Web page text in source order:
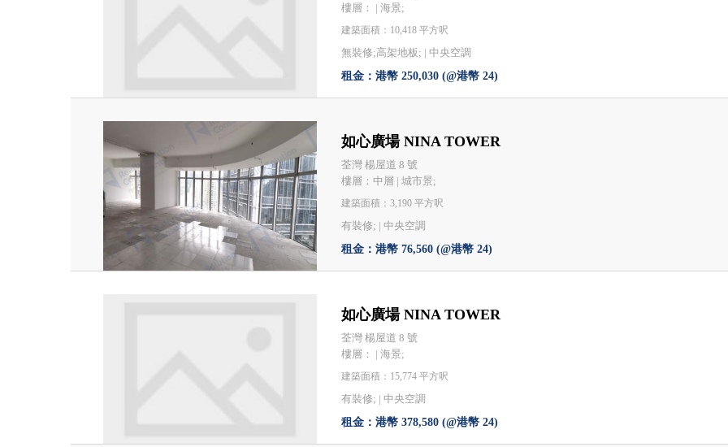
樓層： | 海景;
建築面積：10,418 平方呎
無裝修;高架地板; |中央空調
租金：港幣 250,030 (@港幣 24)
如心廣場 NINA TOWER
荃灣 楊屋道 8 號
樓層：中層 | 城市景;
建築面積：3,190 平方呎
有裝修; |中央空調
租金：港幣 76,560 (@港幣 24)
如心廣場 NINA TOWER
荃灣 楊屋道 8 號
樓層： | 海景;
建築面積：15,774 平方呎
有裝修; |中央空調
租金：港幣 378,580 (@港幣 24)